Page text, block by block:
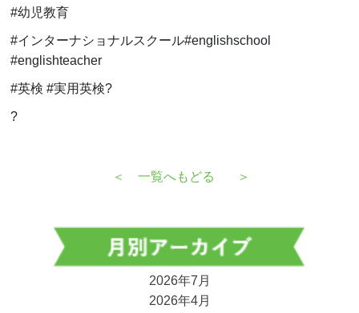
#幼児教育
#インターナショナルスクール#englishschool
#englishteacher
#英検 #実用英検?
?
＜ 一覧へもどる ＞
2026年7月
2026年4月